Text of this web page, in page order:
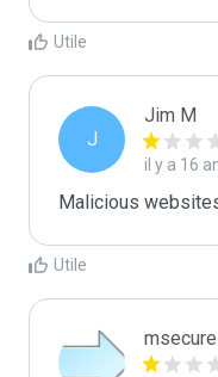
Utile
J
Jim M
il y a 16
Malicious
Utile
msecure